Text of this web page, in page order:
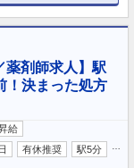
薬剤師求人】駅
！決まった処方
給
有休推奨 駅5分